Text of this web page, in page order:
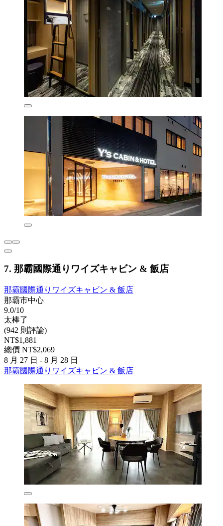
7. 那霸國際通りワイズキャビン & 飯店
那霸國際通りワイズキャビン & 飯店
那霸市中心
9.0/10
太棒了
(942 則評論)
NT$1,881
總價 NT$2,069
8 月 27 日 - 8 月 28 日
那霸國際通りワイズキャビン & 飯店